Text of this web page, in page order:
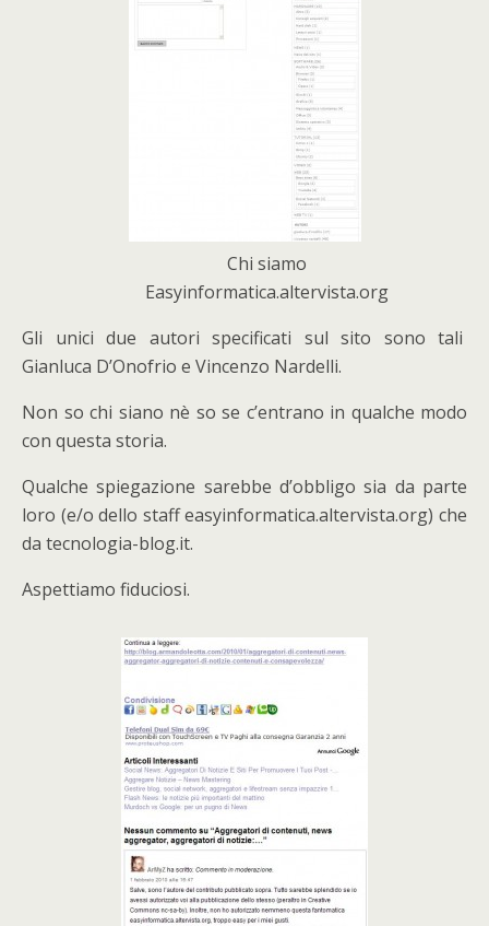
Chi siamo
Easyinformatica.altervista.org
Gli unici due autori specificati sul sito sono tali
Gianluca D’Onofrio e Vincenzo Nardelli.
Non so chi siano nè so se c’entrano in qualche modo
con questa storia.
Qualche spiegazione sarebbe d’obbligo sia da parte
loro (e/o dello staff easyinformatica.altervista.org) che
da tecnologia-blog.it.
Aspettiamo fiduciosi.